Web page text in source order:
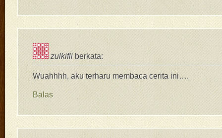
zulkifli berkata:
Wuahhhh, aku terharu membaca cerita ini….
Balas